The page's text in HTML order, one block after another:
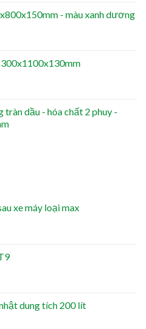
- màu xanh dương
tràn dầu - hóa chất 2 phuy -
xe máy loại max
dung tích 200 lít